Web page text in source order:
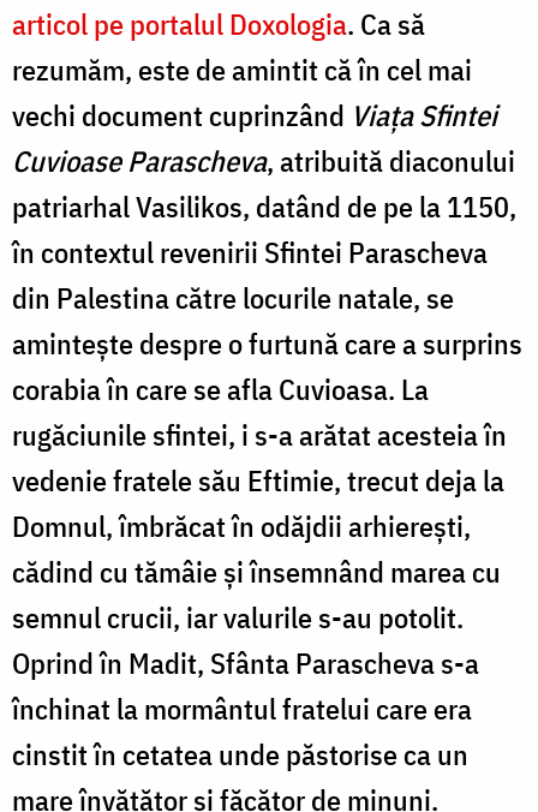
articol pe portalul Doxologia. Ca să
rezumăm, este de amintit că în cel mai
vechi document cuprinzând Viața Sfintei
Cuvioase Parascheva, atribuită diaconului
patriarhal Vasilikos, datând de pe la 1150,
în contextul revenirii Sfintei Parascheva
din Palestina către locurile natale, se
amintește despre o furtună care a surprins
corabia în care se afla Cuvioasa. La
rugăciunile sfintei, i s-a arătat acesteia în
vedenie fratele său Eftimie, trecut deja la
Domnul, îmbrăcat în odăjdii arhierești,
cădind cu tămâie și însemnând marea cu
semnul crucii, iar valurile s-au potolit.
Oprind în Madit, Sfânta Parascheva s-a
închinat la mormântul fratelui care era
cinstit în cetatea unde păstorise ca un
mare învățător și făcător de minuni.